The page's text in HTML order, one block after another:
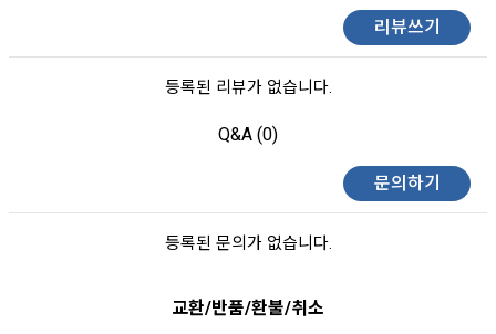
리뷰쓰기
등록된 리뷰가 없습니다.
Q&A (0)
문의하기
등록된 문의가 없습니다.
교환/반품/환불/취소